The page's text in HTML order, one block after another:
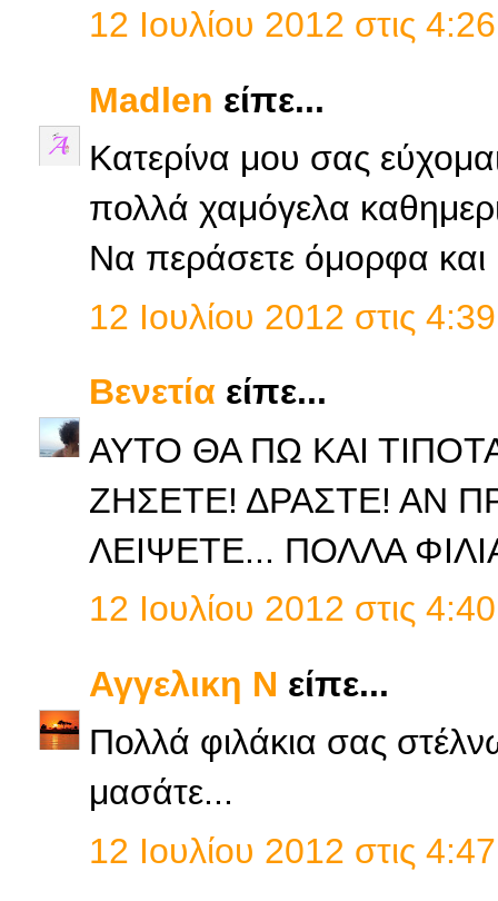
12 Ιουλίου 2012 στις
Madlen είπε...
Κατερίνα μου σας
πολλά χαμόγελα
Να περάσετε όμορφα
12 Ιουλίου 2012 στις
Βενετία είπε...
ΑΥΤΟ ΘΑ ΠΩ ΚΑΙ
ΖΗΣΕΤΕ! ΔΡΑΣΤΕ! ΑΝ
ΛΕΙΨΕΤΕ... ΠΟΛΛΑ
12 Ιουλίου 2012 στις
Αγγελικη Ν είπε...
Πολλά φιλάκια σας
μασάτε...
12 Ιουλίου 2012 στις